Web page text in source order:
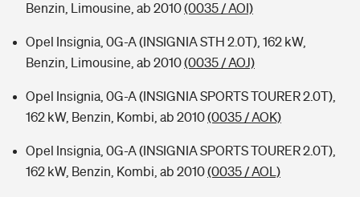
Benzin, Limousine, ab 2010(0035 / AOI)
Opel Insignia, 0G-A (INSIGNIA STH 2.0T), 162 kW,
Benzin, Limousine, ab 2010(0035 / AOJ)
Opel Insignia, 0G-A (INSIGNIA SPORTS TOURER 2.0T),
162 kW, Benzin, Kombi, ab 2010(0035 / AOK)
Opel Insignia, 0G-A (INSIGNIA SPORTS TOURER 2.0T),
162 kW, Benzin, Kombi, ab 2010(0035 / AOL)